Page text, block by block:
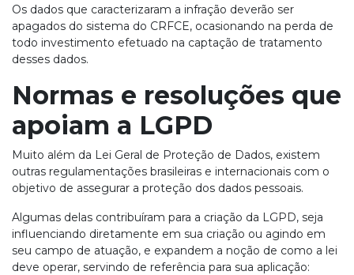
Os dados que caracterizaram a infração deverão ser
apagados do sistema do CRFCE, ocasionando na perda de
todo investimento efetuado na captação de tratamento
desses dados.
Normas e resoluções que
apoiam a LGPD
Muito além da Lei Geral de Proteção de Dados, existem
outras regulamentações brasileiras e internacionais com o
objetivo de assegurar a proteção dos dados pessoais.
Algumas delas contribuíram para a criação da LGPD, seja
influenciando diretamente em sua criação ou agindo em
seu campo de atuação, e expandem a noção de como a lei
deve operar, servindo de referência para sua aplicação: